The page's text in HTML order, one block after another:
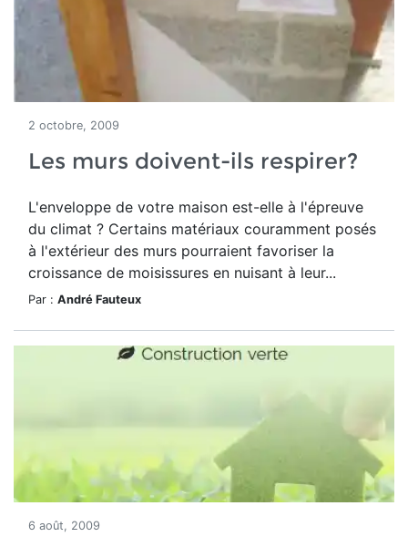
2 octobre, 2009
Les murs doivent-ils respirer?
L'enveloppe de votre maison est-elle à l'épreuve
du climat ? Certains matériaux couramment posés
à l'extérieur des murs pourraient favoriser la
croissance de moisissures en nuisant à leur...
Par : André Fauteux
6 août, 2009